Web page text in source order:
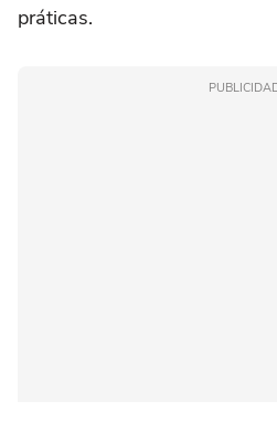
práticas.